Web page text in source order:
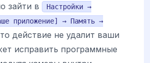
зайти в
Настройки →
приложение] → Память →
действие не удалит ваши
исправить программные